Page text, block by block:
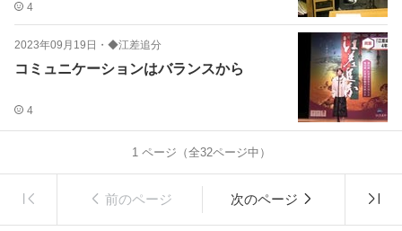
4
2023年09月19日 ・ ◆江差追分
コミュニケーションはバランスから
4
1ページ（全32ページ中）
前のページ 次のページ